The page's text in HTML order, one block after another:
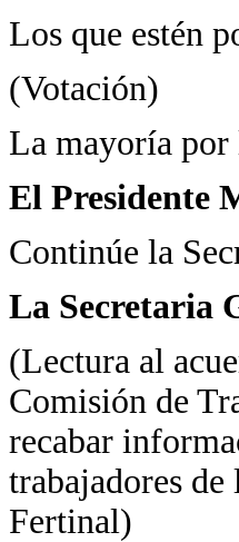
Los que estén
(Votación)
La mayoría por
El Presidente
Continúe la
La Secretaria
(Lectura al
Comisión de
recabar
trabajadores
Fertinal)